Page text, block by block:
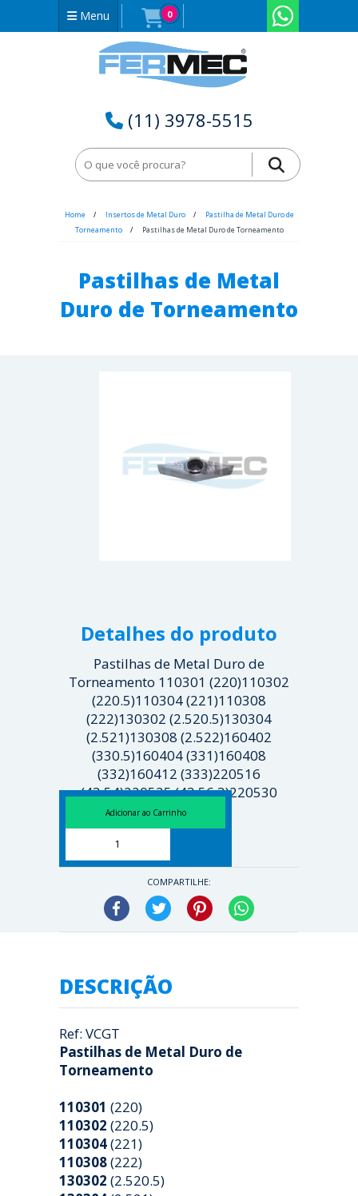
Menu 0
(11) 3978-5515
Home Insertos de Metal Duro
Pastilha de Metal Duro de
Torneamento
Pastilhas de Metal Duro de Torneamento
Pastilhas de Metal
Duro de Torneamento
Detalhes do produto
Pastilhas de Metal Duro de
Torneamento 110301 (220)110302
(220.5)110304 (221)110308
(222)130302 (2.520.5)130304
(2.521)130308 (2.522)160402
(330.5)160404 (331)160408
(332)160412 (333)220516
(43.54)220525 (43.56.3)220530
(43.57.6)...
COMPARTILHE:
Facebook Twitter Pinterest
DESCRIÇÃO
Ref: VCGT
Pastilhas de Metal Duro de
Torneamento
110301 (220)
110302 (220.5)
110304(221)
110308(222)
130302 (2.520.5)